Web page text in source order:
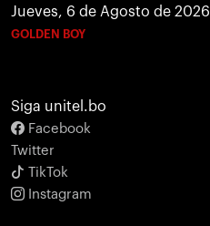
Jueves, 6 de Agosto de 2026
GOLDEN BOY
Siga unitel.bo
Facebook
Twitter
TikTok
Instagram